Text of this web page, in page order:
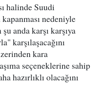
halinde Suudi
nedeniyle
anda karşı karşıya
karşılaşacağını
kara
seçeneklerine sahip
hazırlıklı olacağını